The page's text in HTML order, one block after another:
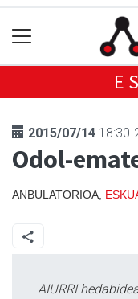
2015/07/14 18:30-
Odol-
ANBULATORIOA,
AIURRI